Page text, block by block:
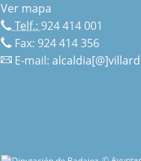
Ver mapa
Telf.:924 414 001
Fax: 924 414 356
E-mail: